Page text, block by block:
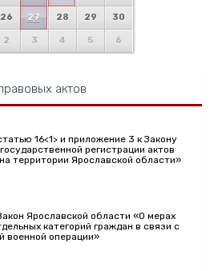
26 27 28 29 30
2 3 4 5 6
актов
16<1> и приложение 3 к Закону
регистрации актов
территории Ярославской области»
Ярославской области «О мерах
категорий граждан в связи с
военной операции»